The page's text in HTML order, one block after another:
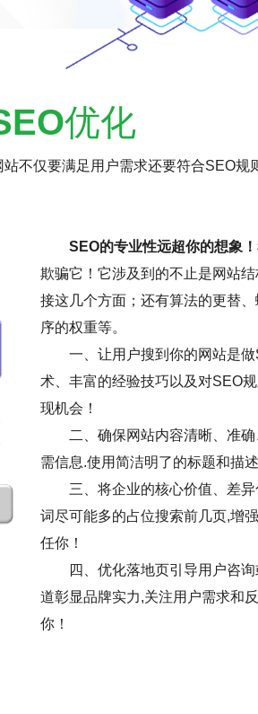
优化
不仅要满足用户需求还要符合SEO规
SEO的专业性远超你的想象！
欺骗它！它涉及到的不止是网站
接这几个方面；还有算法的更替
序的权重等。
一、让用户搜到你的网站是
术、丰富的经验技巧以及对SEO
现机会！
二、确保网站内容清晰、准
需信息.使用简洁明了的标题和描
三、将企业的核心价值、差
词尽可能多的占位搜索前几页,增
任你！
四、优化落地页引导用户咨
道彰显品牌实力,关注用户需求和
你！